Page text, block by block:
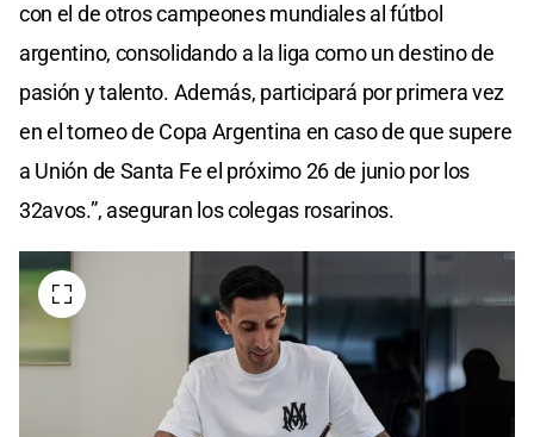
con el de otros campeones mundiales al fútbol
argentino, consolidando a la liga como un destino de
pasión y talento. Además, participará por primera vez
en el torneo de Copa Argentina en caso de que supere
a Unión de Santa Fe el próximo 26 de junio por los
32avos.”, aseguran los colegas rosarinos.